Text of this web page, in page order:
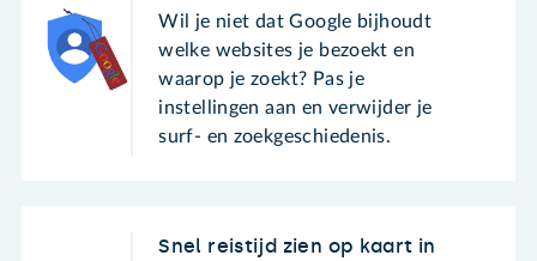
Wil je niet dat Google bijhoudt
welke websites je bezoekt en
waarop je zoekt? Pas je
instellingen aan en verwijder je
surf- en zoekgeschiedenis.
Snel reistijd zien op kaart in